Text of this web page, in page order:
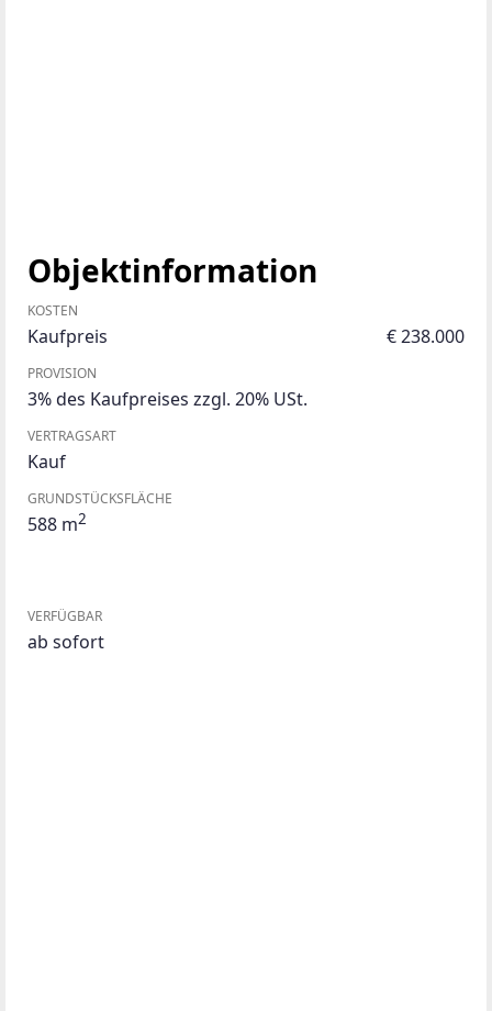
Objektinformation
KOSTEN
Kaufpreis € 238.000
PROVISION
3% des Kaufpreises zzgl. 20% USt.
VERTRAGSART
Kauf
GRUNDSTÜCKSFLÄCHE
588 m2
VERFÜGBAR
ab sofort